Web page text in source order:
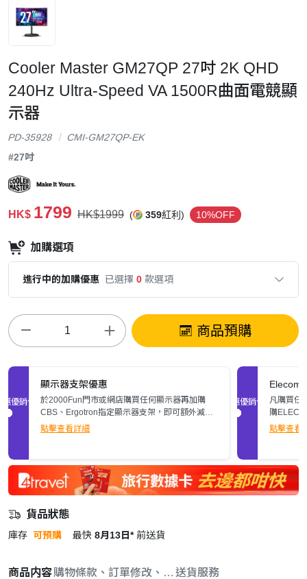
Cooler Master GM27QP 27吋 2K QHD
240Hz Ultra-Speed VA 1500R曲面電競顯
示器
PD-35928
CMI-GM27QP-EK
#27吋
HK$ 1799 HK$1999 ( 359紅利) 10%OFF
加購選項
進行中的加購優惠 已選擇 0 款選項
商品預購
促銷優惠
顯示器支架優惠
於2000Fun門市或網店購買任何顯示器再加購
CBS、Ergotron指定顯示器支架，即可額外減多
$200。立即了解詳情>>
點擊查看詳細
促銷優惠
Elecom
凡購買任
購
張)。
點擊查看
貨品狀態
庫存 可預購 最快 8月13日* 前送貨
商品内容購物條款、訂單修改、取消與退款政策
送貨服務